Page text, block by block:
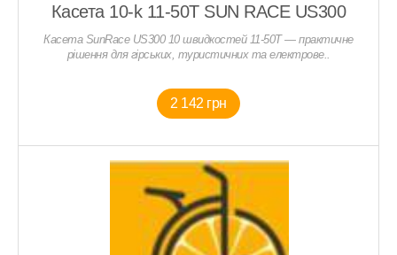
Касета 10-k 11-50T SUN RACE US300
Касета SunRace US300 10 швидкостей 11-50T — практичне
рішення для гірських, туристичних та електрове..
2 142 грн